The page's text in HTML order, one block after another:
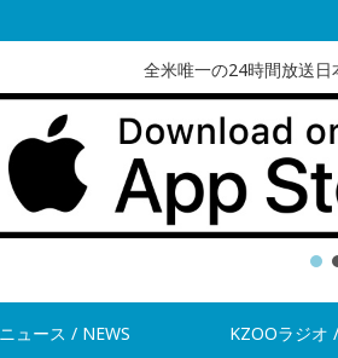
全米唯一の24時間放送日
ュース / NEWS KZOOラジオ